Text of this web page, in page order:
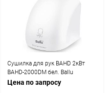
Сушилка для рук BAHD 2кВт
BAHD-2000DM бел. Ballu
НС-1057881
Цена по запросу